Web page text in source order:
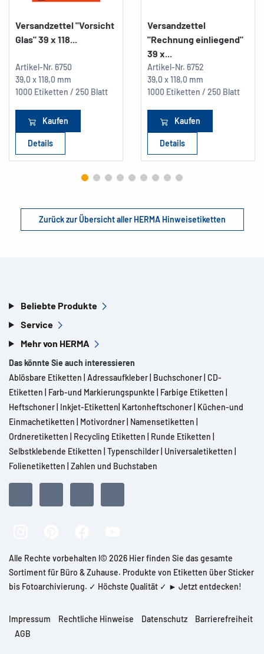
Versandzettel "Vorsicht
Glas" 39 x 118...
Artikel-Nr. 6750
39,0 x 118,0 mm
1000 Etiketten / 250 Blatt
Kaufen
Details
Versandzettel
"Rechnung einliegend"
39 x...
Artikel-Nr. 6752
39,0 x 118,0 mm
1000 Etiketten / 250 Blatt
Kaufen
Details
Zurück zur Übersicht aller HERMA Hinweisetiketten
Beliebte Produkte
Service
Mehr von HERMA
Das könnte Sie auch interessieren
Ablösbare Etiketten Adressaufkleber Buchschoner CD-
Etiketten
Farb-und Markierungspunkte Farbige Etiketten
Heftschoner Inkjet-Etiketten Kartonheftschoner Küchen-und
Einmachetiketten
Motivordner Namensetiketten
Ordneretiketten
Recycling Etiketten Runde Etiketten
Selbstklebende Etiketten Typenschilder Universaletiketten
Folienetiketten Zahlen und Buchstaben
Alle Rechte vorbehalten l© 2026 Hier finden Sie das gesamte
Sortiment für Büro & Zuhause. Produkte von Etiketten über Sticker
bis Fotoarchivierung. ✓ Höchste Qualität ✓ ► Jetzt entdecken!
Impressum Rechtliche Hinweise Datenschutz
Barrierefreiheit
AGB